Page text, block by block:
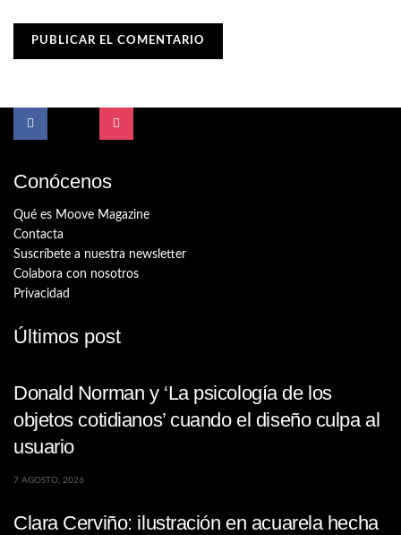
Conócenos
Qué es Moove Magazine
Contacta
Suscríbete a nuestra newsletter
Colabora con nosotros
Privacidad
Últimos post
Donald Norman y ‘La psicología de los
objetos cotidianos’ cuando el diseño culpa al
usuario
7 AGOSTO, 2026
Clara Cerviño: ilustración en acuarela hecha